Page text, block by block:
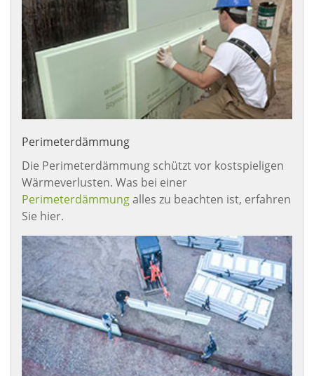
Perimeterdämmung
Die Perimeterdämmung schützt vor kostspieligen
Wärmeverlusten. Was bei einer
Perimeterdämmungalles zu beachten ist, erfahren
Sie hier.